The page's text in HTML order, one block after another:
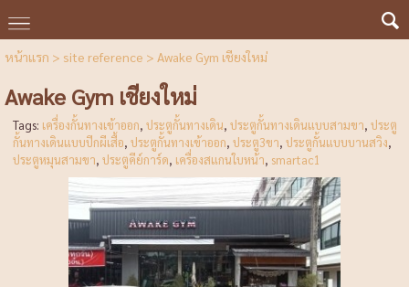
หน้าแรก > site reference > Awake Gym เชียงใหม่
Awake Gym เชียงใหม่
Tags: เครื่องกั้นทางเข้าออก, ประตูกั้นทางเดิน, ประตูกั้นทางเดินแบบสามขา, ประตู
กั้นทางเดินแบบปีกผีเสื้อ, ประตูกั้นทางเข้าออก, ประตู3ขา, ประตูกั้นแบบบานสวิง,
ประตูหมุนสามขา, ประตูคีย์การ์ด, เครื่องสแกนใบหน้า, smartac1